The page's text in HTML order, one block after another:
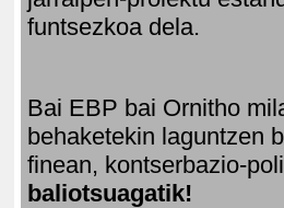
funtsezkoa dela.
Bai EBP bai Ornitho
behaketekin laguntzen
finean, kontserbazio-
baliotsuagatik!